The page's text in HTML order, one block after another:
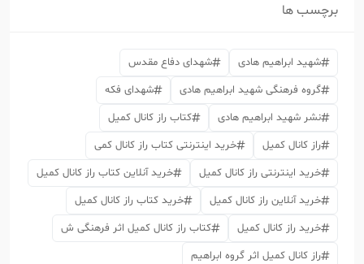
برچسب ها
شهید ابراهیم هادی
شهدای دفاع مقدس
گروه فرهنگی شهید ابراهیم هادی
شهدای فکه
نشر شهید ابراهیم هادی
کتاب راز کانال کمیل
راز کانال کمیل
خرید اینترنتی کتاب راز کانال کمی
خرید اینترنتی راز کانال کمیل
خرید آنلاین کتاب راز کانال کمیل
خرید آنلاین راز کانال کمیل
خرید کتاب راز کانال کمیل
خرید راز کانال کمیل
کتاب راز کانال کمیل اثر فرهنگی ش
راز کانال کمیل اثر گروه ابراهیم